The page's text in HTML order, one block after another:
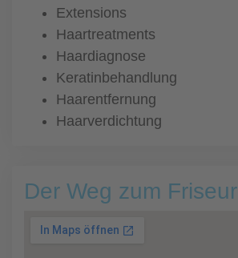
Extensions
Haartreatments
Haardiagnose
Keratinbehandlung
Haarentfernung
Haarverdichtung
Der Weg zum Friseur